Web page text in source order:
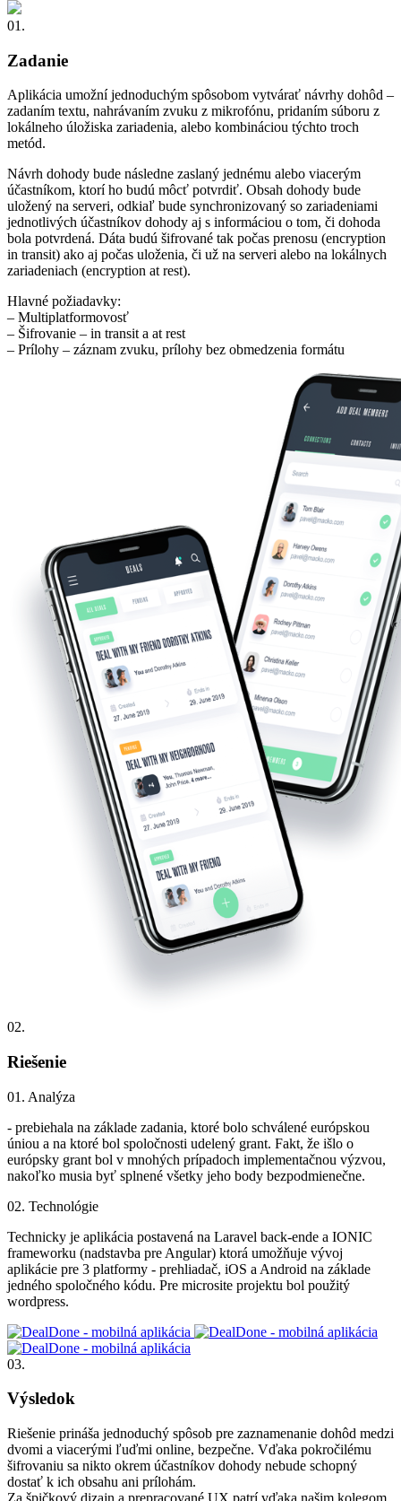
01.
Zadanie
Aplikácia umožní jednoduchým spôsobom vytvárať návrhy dohôd –
zadaním textu, nahrávaním zvuku z mikrofónu, pridaním súboru z
lokálneho úložiska zariadenia, alebo kombináciou týchto troch
metód.
Návrh dohody bude následne zaslaný jednému alebo viacerým
účastníkom, ktorí ho budú môcť potvrdiť. Obsah dohody bude
uložený na serveri, odkiaľ bude synchronizovaný so zariadeniami
jednotlivých účastníkov dohody aj s informáciou o tom, či dohoda
bola potvrdená. Dáta budú šifrované tak počas prenosu (encryption
in transit) ako aj počas uloženia, či už na serveri alebo na lokálnych
zariadeniach (encryption at rest).
Hlavné požiadavky:
– Multiplatformovosť
– Šifrovanie – in transit a at rest
– Prílohy – záznam zvuku, prílohy bez obmedzenia formátu
02.
Riešenie
01. Analýza
- prebiehala na základe zadania, ktoré bolo schválené európskou
úniou a na ktoré bol spoločnosti udelený grant. Fakt, že išlo o
európsky grant bol v mnohých prípadoch implementačnou výzvou,
nakoľko musia byť splnené všetky jeho body bezpodmienečne.
02. Technológie
Technicky je aplikácia postavená na Laravel back-ende a IONIC
frameworku (nadstavba pre Angular) ktorá umožňuje vývoj
aplikácie pre 3 platformy - prehliadač, iOS a Android na základe
jedného spoločného kódu. Pre microsite projektu bol použitý
wordpress.
03.
Výsledok
Riešenie prináša jednoduchý spôsob pre zaznamenanie dohôd medzi
dvomi a viacerými ľuďmi online, bezpečne. Vďaka pokročilému
šifrovaniu sa nikto okrem účastníkov dohody nebude schopný
dostať k ich obsahu ani prílohám.